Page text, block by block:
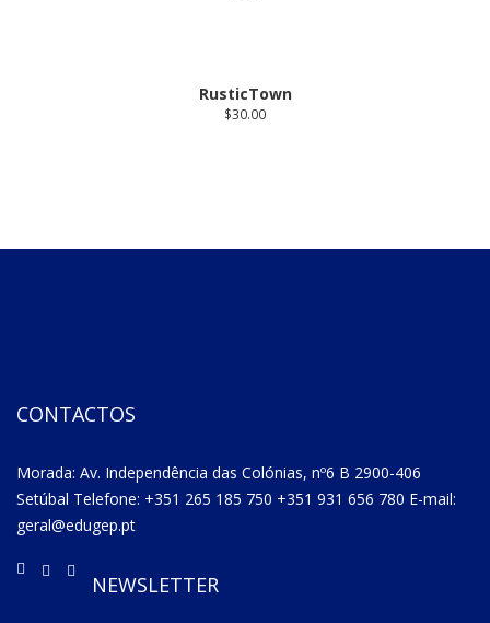
RusticTown
$30.00
CONTACTOS
Morada: Av. Independência das Colónias, nº6 B 2900-406
Setúbal Telefone: +351 265 185 750 +351 931 656 780 E-mail:
geral@edugep.pt
NEWSLETTER